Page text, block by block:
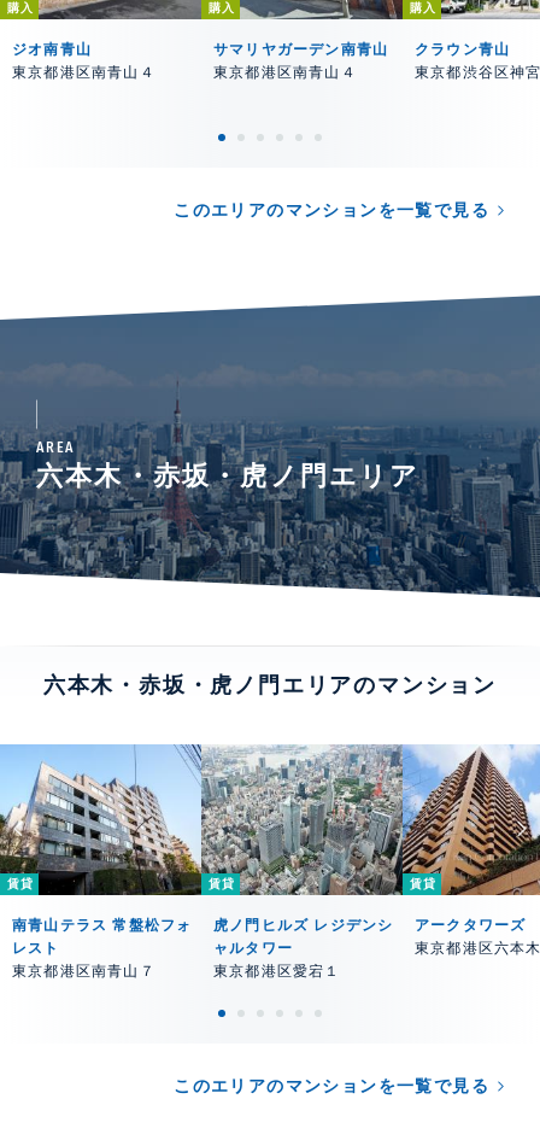
購入
ジオ南青山
東京都港区南青山４
購入
サマリヤガーデン南青山
東京都港区南青山４
購入
クラウン青山
東京都渋谷区神
このエリアのマンションを一覧で見る
AREA
六本木・赤坂・虎ノ門エリア
六本木・赤坂・虎ノ門エリアのマンション
賃貸
南青山テラス 常盤松フォ
レスト
東京都港区南青山７
賃貸
虎ノ門ヒルズ レジデンシ
ャルタワー
東京都港区愛宕１
賃貸
アークタワーズ
東京都港区六本
このエリアのマンションを一覧で見る